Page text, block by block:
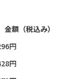
金額（税込み）
円
円